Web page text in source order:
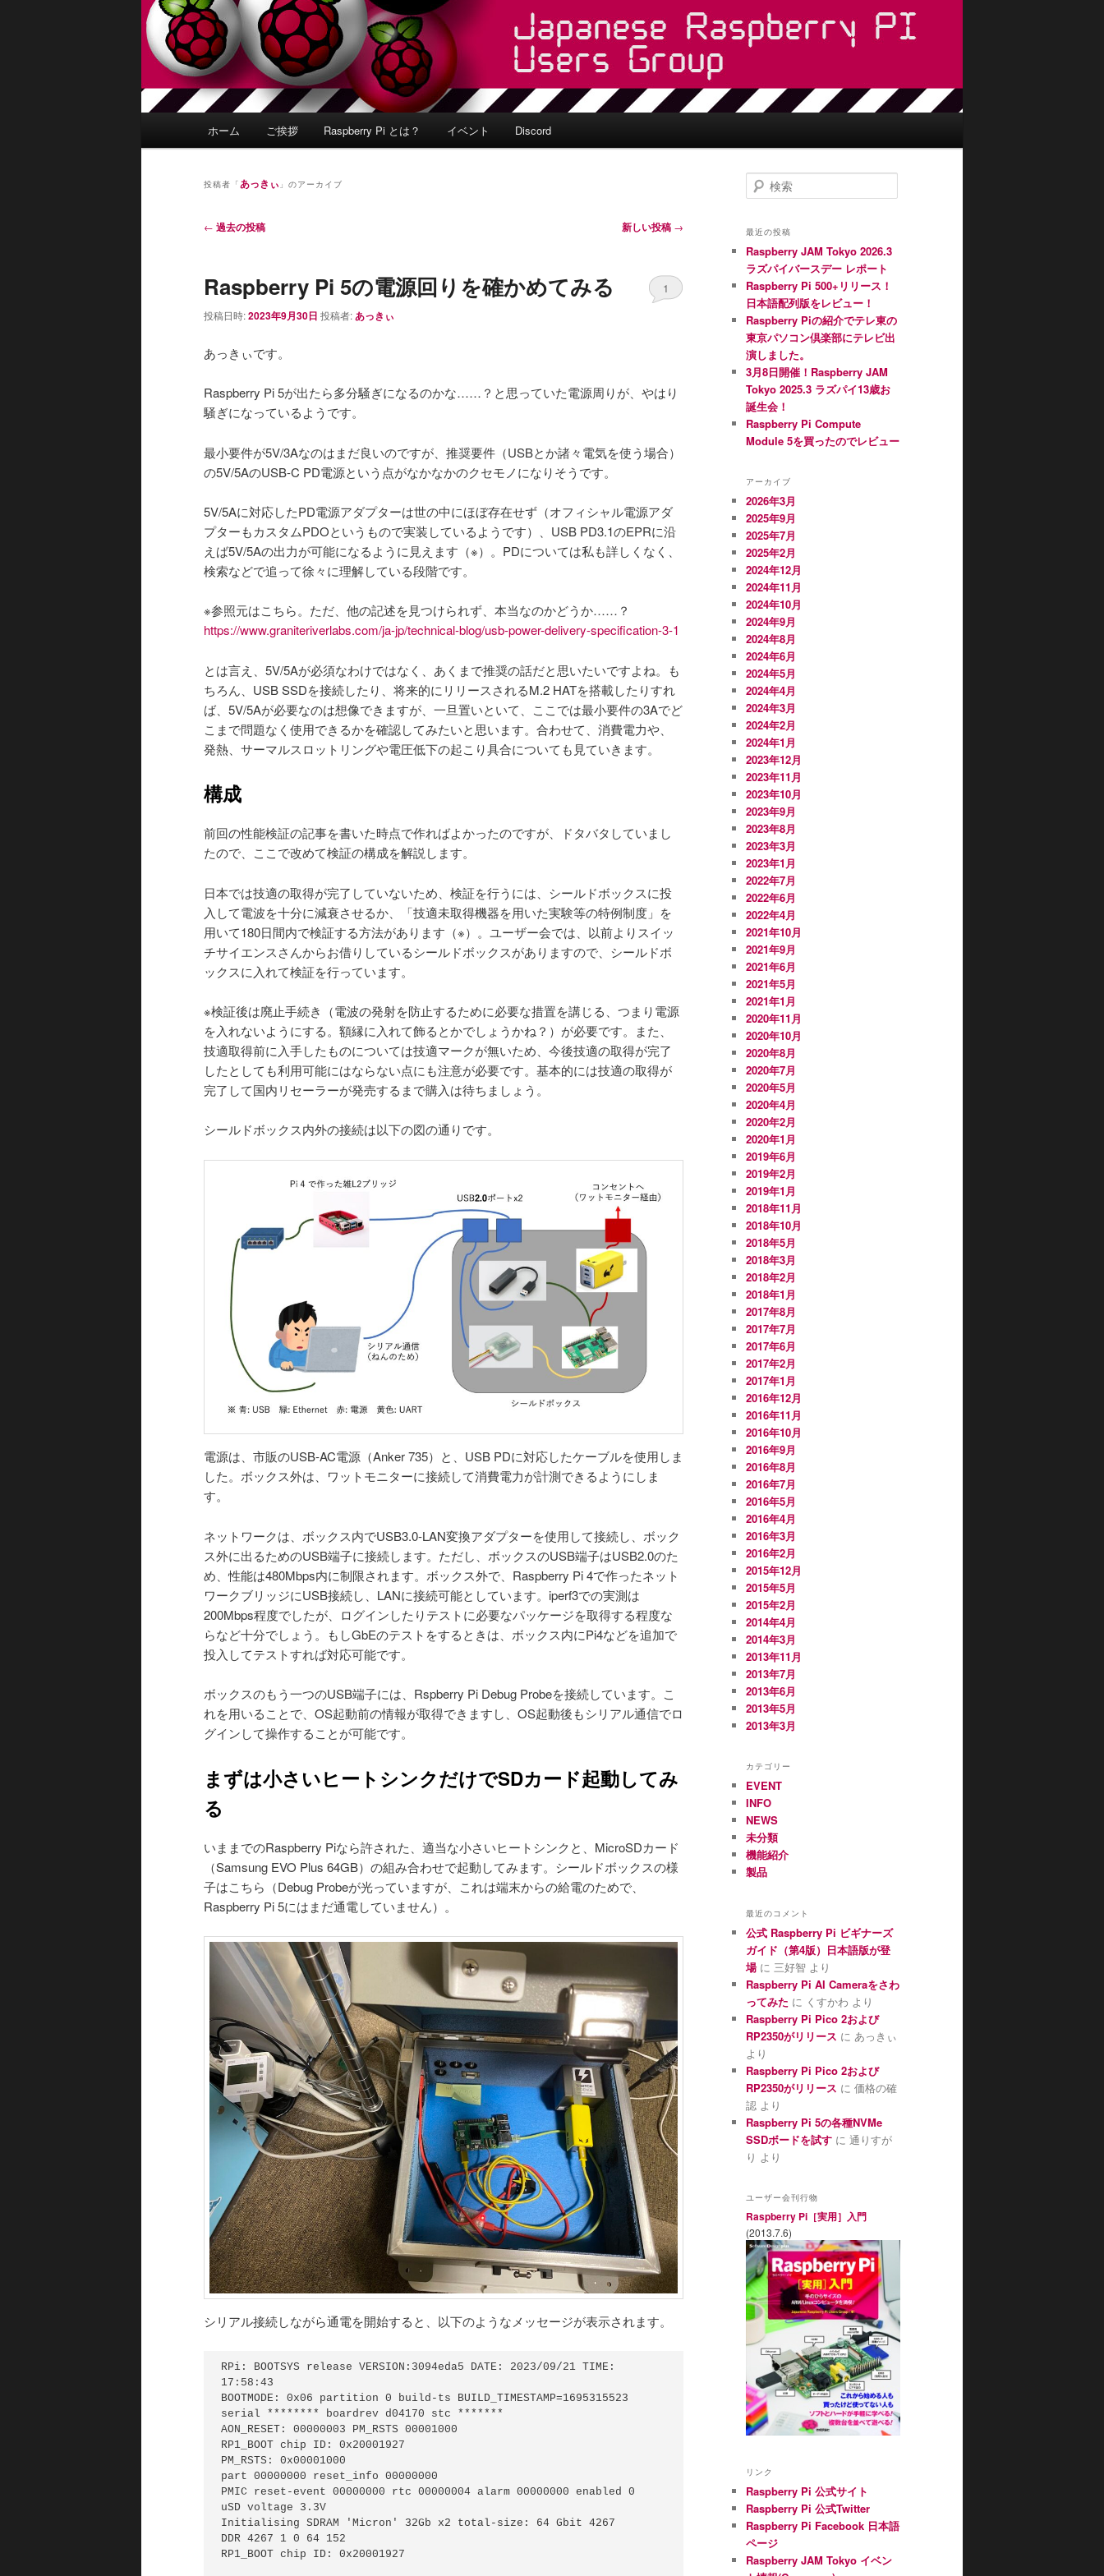
ホーム ご挨拶 Raspberry Pi とは？ イベント Discord
投稿者「あっきぃ 」のアーカイブ
投
ビ
ー
ョ
← 過去の投稿 新しい投稿 →
Raspberry Pi 5の電源回りを確かめてみる
投稿日時:2023年9月30日 投稿者:あっきぃ
1
あっきぃです。
Raspberry Pi 5が出たら多分騒ぎになるのかな……？と思っていた電源周りが、やはり
騒ぎになっているようです。
最小要件が5V/3Aなのはまだ良いのですが、推奨要件（USBとか諸々電気を使う場合）
の5V/5AのUSB-C PD電源という点がなかなかのクセモノになりそうです。
5V/5Aに対応したPD電源アダプターは世の中にほぼ存在せず（オフィシャル電源アダ
プターもカスタムPDOというもので実装しているようです）、USB PD3.1のEPRに沿
えば5V/5Aの出力が可能になるように見えます（※）。PDについては私も詳しくなく、
検索などで追って徐々に理解している段階です。
※参照元はこちら。ただ、他の記述を見つけられず、本当なのかどうか……？
https://www.graniteriverlabs.com/ja-jp/technical-blog/usb-power-delivery-specification-3-1
とは言え、5V/5Aが必須なわけではなく、あくまで推奨の話だと思いたいですよね。も
ちろん、USB SSDを接続したり、将来的にリリースされるM.2 HATを搭載したりすれ
ば、5V/5Aが必要なのは想像できますが、一旦置いといて、ここでは最小要件の3Aでど
こまで問題なく使用できるかを確認してみたいと思います。合わせて、消費電力や、
発熱、サーマルスロットリングや電圧低下の起こり具合についても見ていきます。
構成
前回の性能検証の記事を書いた時点で作ればよかったのですが、ドタバタしていまし
たので、ここで改めて検証の構成を解説します。
日本では技適の取得が完了していないため、検証を行うには、シールドボックスに投
入して電波を十分に減衰させるか、「技適未取得機器を用いた実験等の特例制度」を
用いて180日間内で検証する方法があります（※）。ユーザー会では、以前よりスイッ
チサイエンスさんからお借りしているシールドボックスがありますので、シールドボ
ックスに入れて検証を行っています。
※検証後は廃止手続き（電波の発射を防止するために必要な措置を講じる、つまり電源
を入れないようにする。額縁に入れて飾るとかでしょうかね？）が必要です。また、
技適取得前に入手したものについては技適マークが無いため、今後技適の取得が完了
したとしても利用可能にはならない点にも注意が必要です。基本的には技適の取得が
完了して国内リセーラーが発売するまで購入は待ちましょう。
シールドボックス内外の接続は以下の図の通りです。
電源は、市販のUSB-AC電源（Anker 735）と、USB PDに対応したケーブルを使用しま
した。ボックス外は、ワットモニターに接続して消費電力が計測できるようにしま
す。
ネットワークは、ボックス内でUSB3.0-LAN変換アダプターを使用して接続し、ボック
ス外に出るためのUSB端子に接続します。ただし、ボックスのUSB端子はUSB2.0のた
め、性能は480Mbps内に制限されます。ボックス外で、Raspberry Pi 4で作ったネット
ワークブリッジにUSB接続し、LANに接続可能としています。iperf3での実測は
200Mbps程度でしたが、ログインしたりテストに必要なパッケージを取得する程度な
らなど十分でしょう。もしGbEのテストをするときは、ボックス内にPi4などを追加で
投入してテストすれば対応可能です。
ボックスのもう一つのUSB端子には、Rspberry Pi Debug Probeを接続しています。こ
れを用いることで、OS起動前の情報が取得できますし、OS起動後もシリアル通信でロ
グインして操作することが可能です。
まずは小さいヒートシンクだけでSDカード起動してみ
る
いままでのRaspberry Piなら許された、適当な小さいヒートシンクと、MicroSDカード
（Samsung EVO Plus 64GB）の組み合わせで起動してみます。シールドボックスの様
子はこちら（Debug Probeが光っていますが、これは端末からの給電のためで、
Raspberry Pi 5にはまだ通電していません）。
シリアル接続しながら通電を開始すると、以下のようなメッセージが表示されます。
RPi: BOOTSYS release VERSION:3094eda5 DATE: 2023/09/21 TIME:
17:58:43
BOOTMODE: 0x06 partition 0 build-ts BUILD_TIMESTAMP=1695315523
serial ******** boardrev d04170 stc *******
AON_RESET: 00000003 PM_RSTS 00001000
RP1_BOOT chip ID: 0x20001927
PM_RSTS: 0x00001000
part 00000000 reset_info 00000000
PMIC reset-event 00000000 rtc 00000004 alarm 00000000 enabled 0
uSD voltage 3.3V
Initialising SDRAM 'Micron' 32Gb x2 total-size: 64 Gbit 4267
DDR 4267 1 0 64 152
RP1_BOOT chip ID: 0x20001927
検
索
最近の投稿
Raspberry JAM Tokyo 2026.3
ラズパイバースデー レポート
Raspberry Pi 500+リリース！
日本語配列版をレビュー！
Raspberry Piの紹介でテレ東の
東京パソコン倶楽部にテレビ出
演しました。
3月8日開催！Raspberry JAM
Tokyo 2025.3 ラズパイ13歳お
誕生会！
Raspberry Pi Compute
Module 5を買ったのでレビュー
アーカイブ
2026年3月
2025年9月
2025年7月
2025年2月
2024年12月
2024年11月
2024年10月
2024年9月
2024年8月
2024年6月
2024年5月
2024年4月
2024年3月
2024年2月
2024年1月
2023年12月
2023年11月
2023年10月
2023年9月
2023年8月
2023年3月
2023年1月
2022年7月
2022年6月
2022年4月
2021年10月
2021年9月
2021年6月
2021年5月
2021年1月
2020年11月
2020年10月
2020年8月
2020年7月
2020年5月
2020年4月
2020年2月
2020年1月
2019年6月
2019年2月
2019年1月
2018年11月
2018年10月
2018年5月
2018年3月
2018年2月
2018年1月
2017年8月
2017年7月
2017年6月
2017年2月
2017年1月
2016年12月
2016年11月
2016年10月
2016年9月
2016年8月
2016年7月
2016年5月
2016年4月
2016年3月
2016年2月
2015年12月
2015年5月
2015年2月
2014年4月
2014年3月
2013年11月
2013年7月
2013年6月
2013年5月
2013年3月
カテゴリー
EVENT
INFO
NEWS
未分類
機能紹介
製品
最近のコメント
公式 Raspberry Pi ビギナーズ
ガイド（第4版）日本語版が登
場に 三好智 より
Raspberry Pi AI Cameraをさわ
ってみた に くすかわ より
Raspberry Pi Pico 2および
RP2350がリリース に あっきぃ
より
Raspberry Pi Pico 2および
RP2350がリリース に 価格の確
認 より
Raspberry Pi 5の各種NVMe
SSDボードを試す に 通りすが
り より
ユーザー会刊行物
Raspberry Pi［実用］入門
(2013.7.6)
リンク
Raspberry Pi 公式サイト
Raspberry Pi 公式Twitter
Raspberry Pi Facebook 日本語
ページ
Raspberry JAM Tokyo イベン